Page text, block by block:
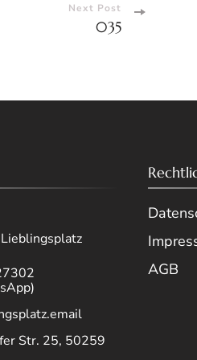
Next Post
035
Str. 25, 50259
AGB